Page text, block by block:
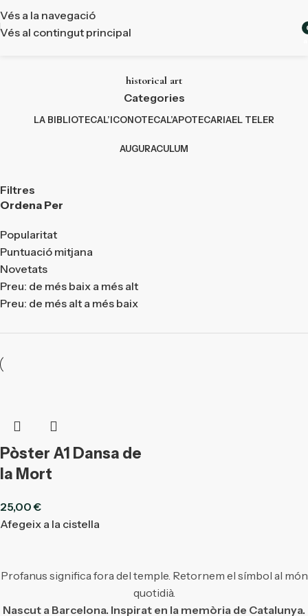
Vés a la navegació
Vés al contingut principal
historical art
Categories
LA BIBLIOTECAL’ICONOTECAL’APOTECARIAEL TELER
AUGURACULUM
Filtres
Ordena Per
Popularitat
Puntuació mitjana
Novetats
Preu: de més baix a més alt
Preu: de més alt a més baix
Pòster A1 Dansa de
la Mort
25,00€
Afegeix a la cistella
Profanus significa fora del temple. Retornem el símbol al món
quotidià.
Nascut a Barcelona. Inspirat en la memòria de Catalunya.